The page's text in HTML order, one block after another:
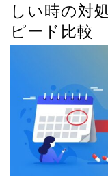
しい時の対
ピード比較